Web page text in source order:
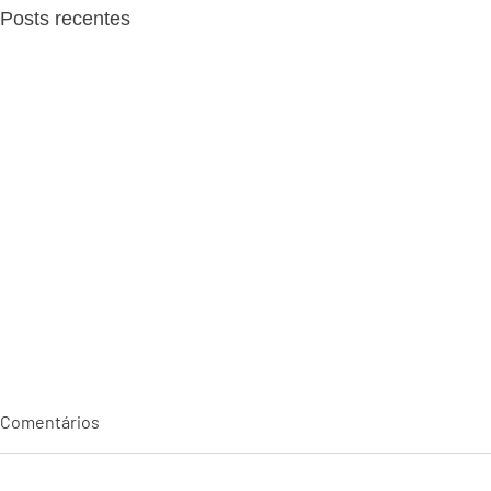
Posts recentes
Comentários